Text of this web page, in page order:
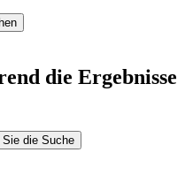
die Ergebnisse
Sie die Suche